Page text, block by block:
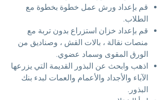
قم بإعداد ورش عمل خطوة بخطوة مع
الطلاب.
قم بإعداد خزان استزراع بدون تربة مع
منصات نقالة ، بالات القش ، وصناديق من
الورق المقوى وسماد عضوي.
اذهب وابحث عن البذور القديمة التي يزرعها
الآباء والأجداد والأعمام والعمات لبدء بنك
البذور.